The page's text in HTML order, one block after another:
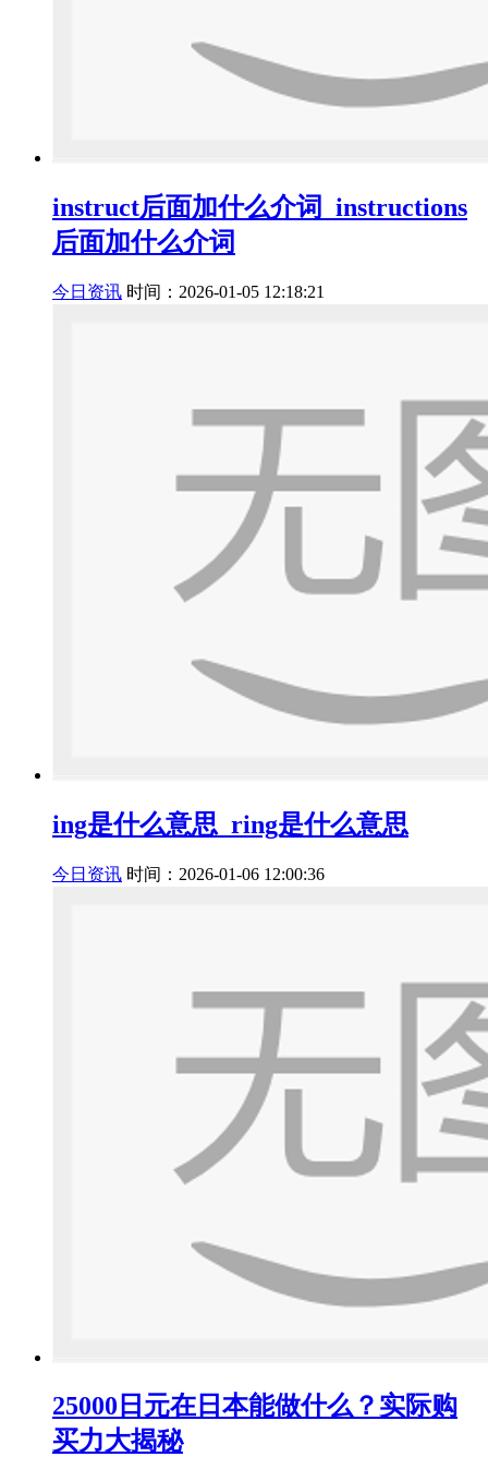
instruct后面加什么介词_instructions
后面加什么介词
今日资讯 时间：2026-01-05 12:18:21
ing是什么意思_ring是什么意思
今日资讯 时间：2026-01-06 12:00:36
25000日元在日本能做什么？实际购
买力大揭秘